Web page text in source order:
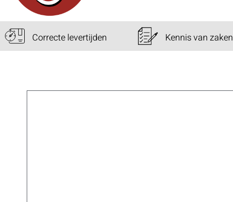
Correcte levertijden Kennis van zaken